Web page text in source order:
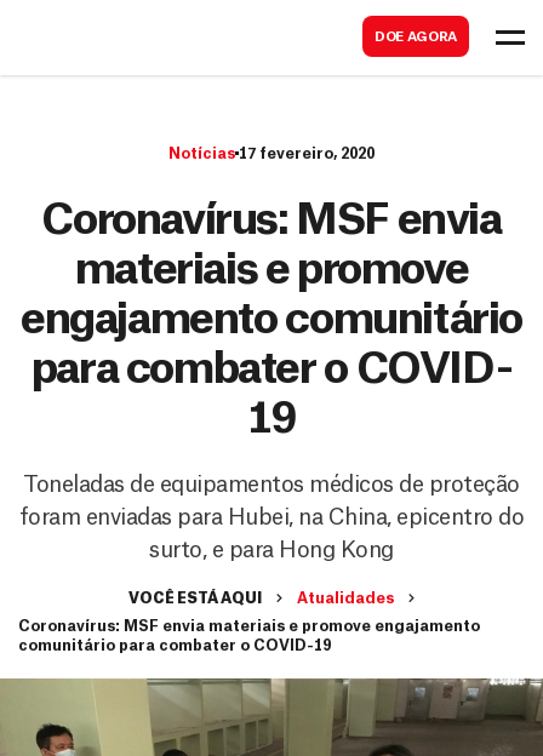
DOE AGORA
Notícias 17 fevereiro, 2020
Coronavírus: MSF envia
materiais e promove
engajamento comunitário
para combater o COVID-
19
Toneladas de equipamentos médicos de proteção
foram enviadas para Hubei, na China, epicentro do
surto, e para Hong Kong
VOCÊ ESTÁ AQUI
Atualidades
Coronavírus: MSF envia materiais e promove engajamento
comunitário para combater o COVID-19
a